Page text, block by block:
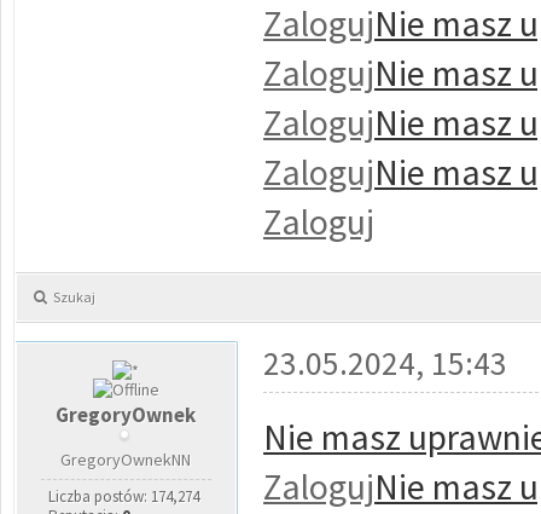
ZalogujNie masz
ZalogujNie masz
ZalogujNie masz
ZalogujNie masz
Zaloguj
Szukaj
GregoryOwnek
GregoryOwnekNN
Liczba postów: 174,274
23.05.2024, 15:43
Nie masz
ZalogujNie masz